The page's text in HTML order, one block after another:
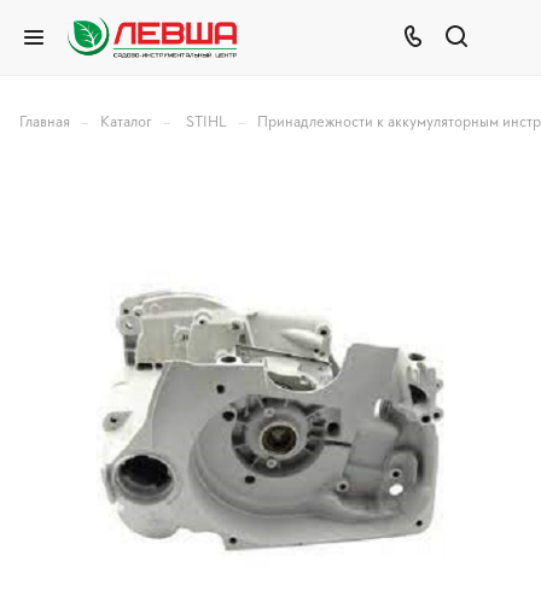
Главная – Каталог – STIHL – Принадлежности к аккумуляторным